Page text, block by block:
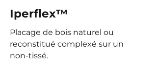
Iperflex™
Placage de bois naturel ou
reconstitué complexé sur un
non-tissé.